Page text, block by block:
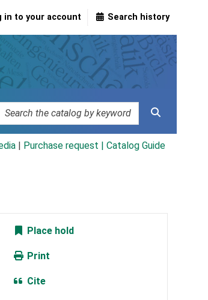
in to your account Search history
Purchase request | Catalog Guide
Place hold
Print
Cite